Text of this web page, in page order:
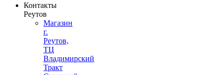
Контакты
Реутов
Магазин
г.
Реутов,
ТЦ
Владимирский
Тракт